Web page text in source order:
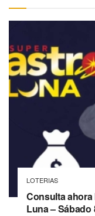
LOTERIAS
Consulta
Luna – Sábado